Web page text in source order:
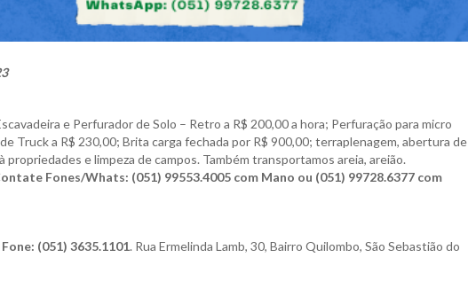
e Perfurador de Solo – Retro a R$ 200,00 a hora; Perfuração para micro
Trucka R$ 230,00; Brita carga fechada por R$ 900,00; terraplenagem, abertura de
e limpeza de campos. Também transportamos areia, areião.
Fones/Whats: (051) 99553.4005 com Mano ou (051) 99728.6377 com
Fone: (051) 3635.1101. Rua Ermelinda Lamb, 30, Bairro Quilombo, São Sebastião do